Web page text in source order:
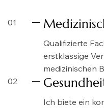
Qualifizierte
erstklassige
medizinischen
01
Ich biete ein
02